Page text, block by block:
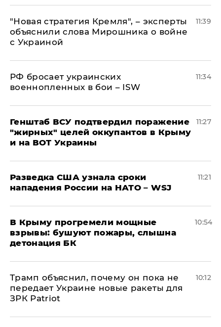
"Новая стратегия Кремля", – эксперты
объяснили слова Мирошника о войне
с Украиной
11:39
РФ бросает украинских
военнопленных в бои – ISW
11:34
Генштаб ВСУ подтвердил поражение
"жирных" целей оккупантов в Крыму
и на ВОТ Украины
11:27
Разведка США узнала сроки
нападения России на НАТО – WSJ
11:21
В Крыму прогремели мощные
взрывы: бушуют пожары, слышна
детонация БК
10:54
Трамп объяснил, почему он пока не
передает Украине новые ракеты для
ЗРК Patriot
10:12